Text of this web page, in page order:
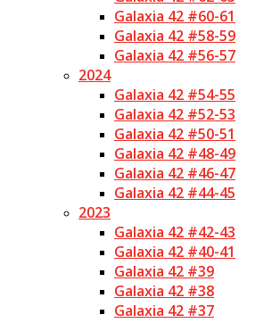
Galaxia 42 #60-61
Galaxia 42 #58-59
Galaxia 42 #56-57
2024
Galaxia 42 #54-55
Galaxia 42 #52-53
Galaxia 42 #50-51
Galaxia 42 #48-49
Galaxia 42 #46-47
Galaxia 42 #44-45
2023
Galaxia 42 #42-43
Galaxia 42 #40-41
Galaxia 42 #39
Galaxia 42 #38
Galaxia 42 #37